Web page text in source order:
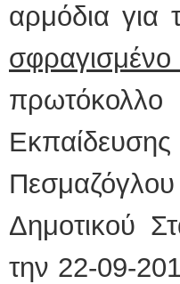
αρμόδια για
πρωτόκολλο
Δημοτικού
την 22-09-